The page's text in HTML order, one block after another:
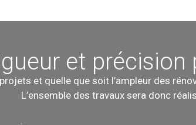
et
et quelle que soit l’ampleur des
L’ensemble des travaux sera donc